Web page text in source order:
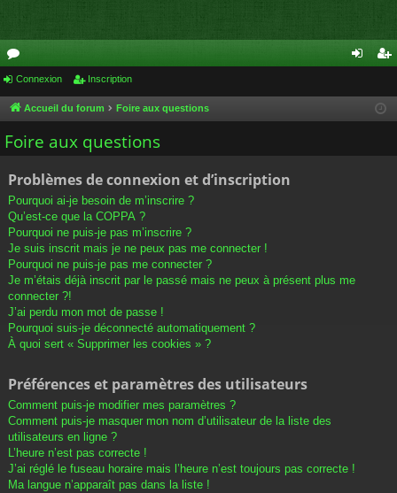
or
u
m
cri
Connexion Inscription
Accueil du forum Foire aux questions
Foire aux questions
Problèmes de connexion et d’inscription
Pourquoi ai-je besoin de m’inscrire ?
Qu’est-ce que la COPPA ?
Pourquoi ne puis-je pas m’inscrire ?
Je suis inscrit mais je ne peux pas me connecter !
Pourquoi ne puis-je pas me connecter ?
Je m’étais déjà inscrit par le passé mais ne peux à présent plus me
connecter ?!
J’ai perdu mon mot de passe !
Pourquoi suis-je déconnecté automatiquement ?
À quoi sert « Supprimer les cookies » ?
Préférences et paramètres des utilisateurs
Comment puis-je modifier mes paramètres ?
Comment puis-je masquer mon nom d’utilisateur de la liste des
utilisateurs en ligne ?
L’heure n’est pas correcte !
J’ai réglé le fuseau horaire mais l’heure n’est toujours pas correcte !
Ma langue n’apparaît pas dans la liste !